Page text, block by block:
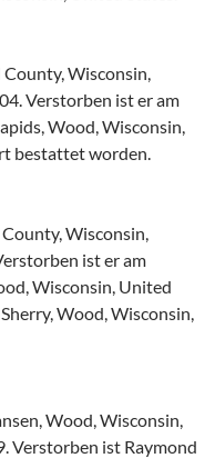
Wisconsin,
Verstorben ist er am
Wood, Wisconsin,
bestattet worden.
Wisconsin,
ist er am
Wisconsin, United
Wood, Wisconsin,
Wood, Wisconsin,
Verstorben ist Raymond